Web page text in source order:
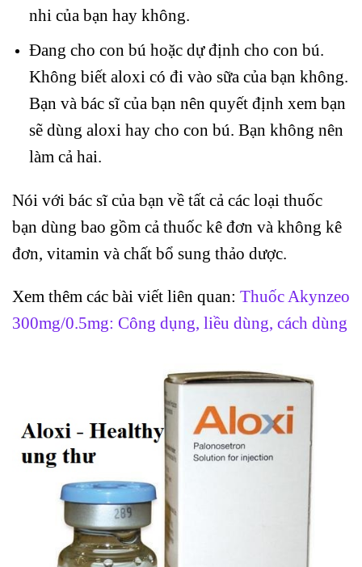
nhi của bạn hay không.
Đang cho con bú hoặc dự định cho con bú.
Không biết aloxi có đi vào sữa của bạn không.
Bạn và bác sĩ của bạn nên quyết định xem bạn
sẽ dùng aloxi hay cho con bú. Bạn không nên
làm cả hai.
Nói với bác sĩ của bạn về tất cả các loại thuốc
bạn dùng bao gồm cả thuốc kê đơn và không kê
đơn, vitamin và chất bổ sung thảo dược.
Xem thêm các bài viết liên quan: Thuốc Akynzeo
300mg/0.5mg: Công dụng, liều dùng, cách dùng